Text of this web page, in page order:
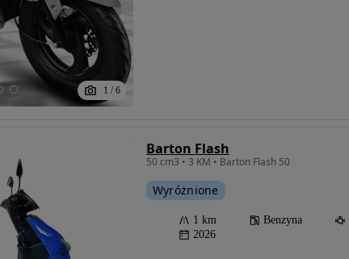
1 / 6
Barton Flash
50 cm3 • 3 KM • Barton Flash 50
Wyróżnione
1 km Benzyna
2026